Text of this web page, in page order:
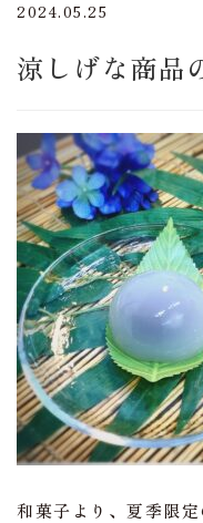
2024.05.25
涼しげな商品
和菓子より、夏季限